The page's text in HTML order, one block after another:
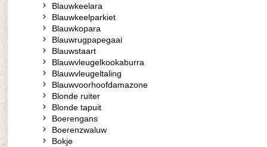
Blauwkeelara
Blauwkeelparkiet
Blauwkopara
Blauwrugpapegaai
Blauwstaart
Blauwvleugelkookaburra
Blauwvleugeltaling
Blauwvoorhoofdamazone
Blonde ruiter
Blonde tapuit
Boerengans
Boerenzwaluw
Bokje